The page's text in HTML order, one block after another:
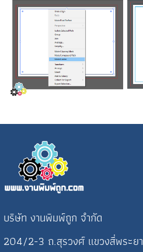
บริษัท งานพิมพ์ถูก จำกัด
204/2-3 ถ.สุรวงศ์ แขวงสี่พระยา